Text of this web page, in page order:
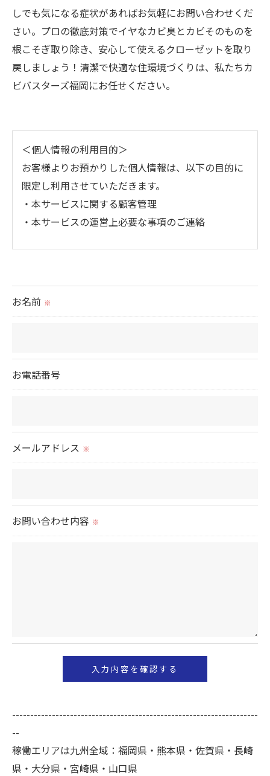
しでも気になる症状があればお気軽にお問い合わせくだ
さい。プロの徹底対策でイヤなカビ臭とカビそのものを
根こそぎ取り除き、安心して使えるクローゼットを取り
戻しましょう！清潔で快適な住環境づくりは、私たちカ
ビバスターズ福岡にお任せください。
＜個人情報の利用目的＞
お客様よりお預かりした個人情報は、以下の目的に
限定し利用させていただきます。
・本サービスに関する顧客管理
・本サービスの運営上必要な事項のご連絡
られた場合を除き、
当社では、利用目的の達成に必要な範囲において、
当社では、お客様の個人情報の開示･訂正･削除・利
個人情報の開示･訂正･削除・利用停止の具体的手続
きにつきましては、お電話でお問合せ下さい。
お名前 ※
お電話番号
メールアドレス ※
お問い合わせ内容 ※
--------------------------------------------------------------------
--
稼働エリアは九州全域：福岡県・熊本県・佐賀県・長崎
県・大分県・宮崎県・山口県